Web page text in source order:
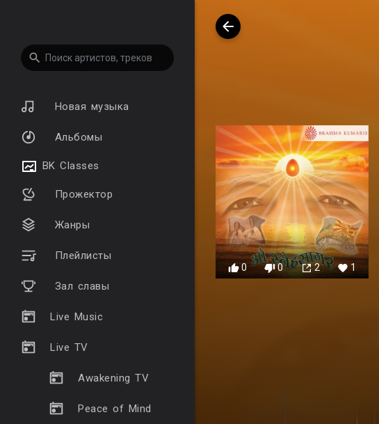
Новая музыка
Альбомы
BK Classes
Прожектор
Жанры
Плейлисты
Зал славы
Live Music
Live TV
Awakening TV
Peace of Mind
0 0 2 1